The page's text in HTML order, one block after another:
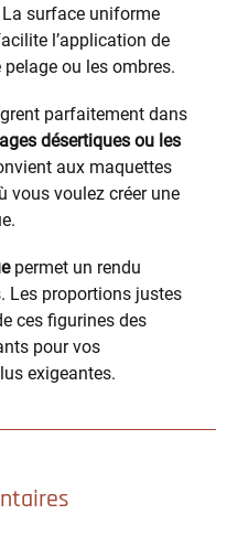
surface uniforme
l’application de
ou les ombres.
parfaitement dans
désertiques ou les
aux maquettes
vous voulez créer une
permet un rendu
Les proportions justes
ces figurines des
pour vos
exigeantes.